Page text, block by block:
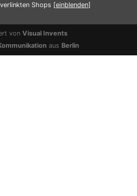
Shops [einblenden]
von Visual Invents
aus Berlin